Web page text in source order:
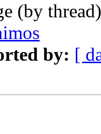
(by
by: [